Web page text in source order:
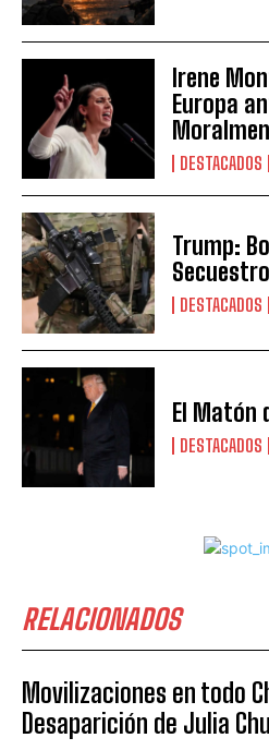
Irene
Europa
DESTACADOS
Trump:
Secuestro
DESTACADOS
El Matón
DESTACADOS
RELACIONADOS
Movilizaciones en todo
Desaparición de Julia